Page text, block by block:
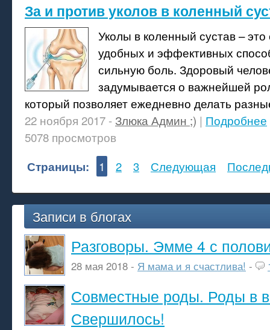
За и против уколов в коленный
Уколы в коленный сустав –
удобных и эффективных
сильную боль. Здоровый
задумывается о важнейшей
который позволяет ежедневно делать
22 ноября 2017 - Злюка Админ ;) | Подробнее
5078 просмотров
Страницы:
1 2 3 Следующая
Записи в блогах
Разговоры. Эмме 4 с
28 мая 2018 - Я мама и я счастлива! -
Совместные роды. Роды в
Свершилось!